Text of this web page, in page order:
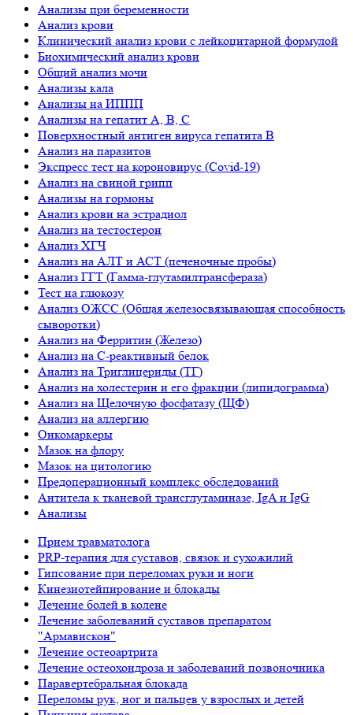
Анализы при беременности
Анализ крови
Клинический анализ крови с лейкоцитарной формулой
Биохимический анализ крови
Общий анализ мочи
Анализы кала
Анализы на ИППП
Анализы на гепатит А, B, С
Поверхностный антиген вируса гепатита В
Анализ на паразитов
Экспресс тест на короновирус (Covid-19)
Анализ на свиной грипп
Анализы на гормоны
Анализ крови на эстрадиол
Анализ на тестостерон
Анализ ХГЧ
Анализ на АЛТ и АСТ (печеночные пробы)
Анализ ГГТ (Гамма-глутамилтрансфераза)
Тест на глюкозу
Анализ ОЖСС (Общая железосвязывающая способность
сыворотки)
Анализ на Ферритин (Железо)
Анализ на С-реактивный белок
Анализ на Триглицериды (ТГ)
Анализ на холестерин и его фракции (липидограмма)
Анализ на Щелочную фосфатазу (ЩФ)
Анализ на аллергию
Онкомаркеры
Мазок на флору
Мазок на цитологию
Предоперационный комплекс обследований
Антитела к тканевой трансглутаминазе, IgA и IgG
Анализы
Прием травматолога
PRP-терапия для суставов, связок и сухожилий
Гипсование при переломах руки и ноги
Кинезиотейпирование и блокады
Лечение болей в колене
Лечение заболеваний суставов препаратом
"Армавискон"
Лечение остеоартрита
Лечение остеохондроза и заболеваний позвоночника
Паравертебральная блокада
Переломы рук, ног и пальцев у взрослых и детей